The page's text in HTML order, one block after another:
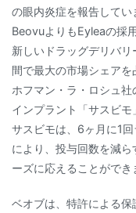
の眼内炎症を報告して
BeovuよりもEyleaの採
新しいドラッグデリバ
間で最大の市場シェア
ホフマン・ラ・ロシュ
インプラント「サスビモ
サスビモは、6ヶ月に1
により、投与回数を減
ーズに応えることができ
ベオブは、特許による